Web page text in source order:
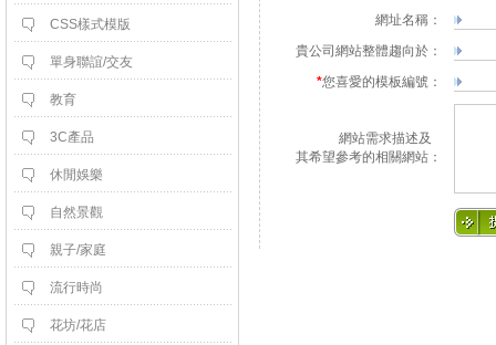
CSS樣式模版
單身聯誼/交友
教育
3C產品
休閒娛樂
自然景觀
親子/家庭
流行時尚
花坊/花店
網址名稱：
貴公司網站整體趨向於：
*您喜愛的模板編號：
網站需求描述及
其希望參考的相關網站：